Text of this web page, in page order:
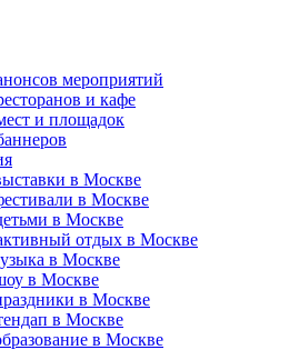
мероприятий
и кафе
и площадок
в Москве
в Москве
в Москве
отдых в Москве
в Москве
в Москве
в Москве
в Москве
в Москве